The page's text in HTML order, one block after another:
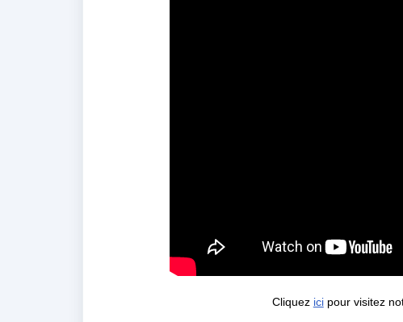
Cliquez icipour visitez